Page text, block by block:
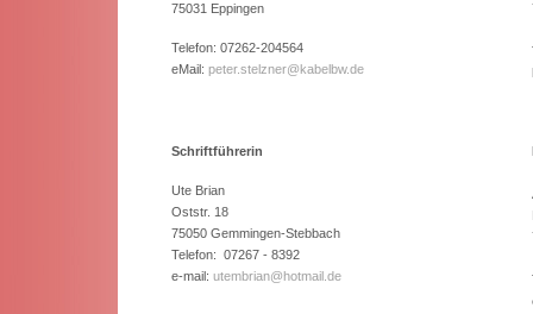
75031 Eppingen
Telefon: 07262-204564
eMail: peter.stelzner@kabelbw.de
Schriftführerin
Ute Brian
Oststr. 18
75050 Gemmingen-Stebbach
Telefon: 07267 - 8392
e-mail: utembrian@hotmail.de